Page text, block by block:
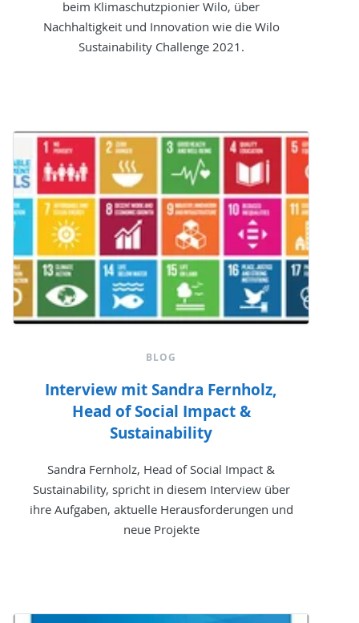
beim Klimaschutzpionier Wilo, über
Nachhaltigkeit und Innovation wie die Wilo
Sustainability Challenge 2021.
BLOG
Interview mit Sandra Fernholz,
Head of Social Impact &
Sustainability
Sandra Fernholz, Head of Social Impact &
Sustainability, spricht in diesem Interview über
ihre Aufgaben, aktuelle Herausforderungen und
neue Projekte